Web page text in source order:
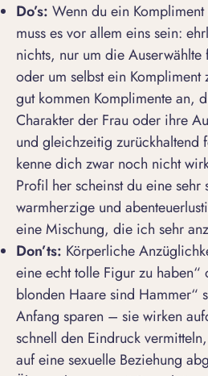
Do’s: Wenn du ein
muss es vor allem eins sein:
nichts, nur um die
oder um selbst ein Kompliment
gut kommen Komplimente an,
Charakter der Frau oder ihre
und gleichzeitig zurückhaltend
kenne dich zwar noch nicht
Profil her scheinst du eine sehr
warmherzige und
eine Mischung, die ich sehr
Don’ts: Körperliche
eine echt tolle Figur zu haben“
blonden Haare sind Hammer“
Anfang sparen – sie wirken
schnell den Eindruck
auf eine sexuelle Beziehung